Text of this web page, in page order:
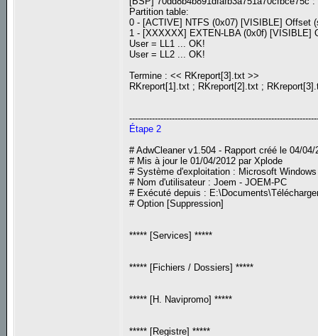
Partition table:
0 - [ACTIVE] NTFS (0x07) [VISIBLE] Offset
1 - [XXXXXX] EXTEN-LBA (0x0f) [VISIBLE]
User = LL1 ... OK!
User = LL2 ... OK!
Termine : << RKreport[3].txt >>
RKreport[1].txt ; RKreport[2].txt ;
Étape 2
# AdwCleaner v1.504 - Rapport créé le 04/
# Mis à jour le 01/04/2012 par Xplode
# Système d'exploitation : Microsoft
# Nom d'utilisateur : Joem - JOEM-PC
# Exécuté depuis :
# Option [Suppression]
***** [Services] *****
***** [Fichiers / Dossiers] *****
***** [H. Navipromo] *****
***** [Registre] *****